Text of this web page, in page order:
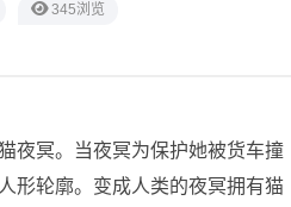
345浏览
夜冥。当夜冥为保护她被货车撞
形轮廓。变成人类的夜冥拥有猫